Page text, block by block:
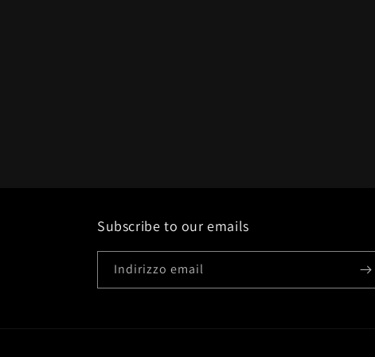
Subscribe to our emails
Indirizzo email